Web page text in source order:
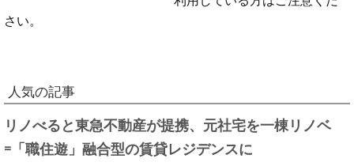
さい。
人気の記事
リノべると東急不動産が提携、元社宅を一棟リノベ
=「職住遊」融合型の賃貸レジデンスに